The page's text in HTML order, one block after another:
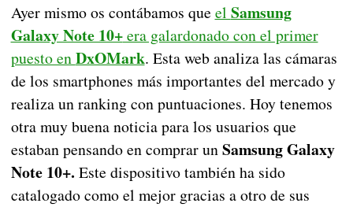
Ayer mismo os contábamos que el Samsung
Galaxy Note 10+era galardonado con el primer
puesto enDxOMark. Esta web analiza las cámaras
de los smartphones más importantes del mercado y
realiza un ranking con puntuaciones. Hoy tenemos
otra muy buena noticia para los usuarios que
estaban pensando en comprar unSamsung Galaxy
Note 10+. Este dispositivo también ha sido
catalogado como el mejor gracias a otro de sus